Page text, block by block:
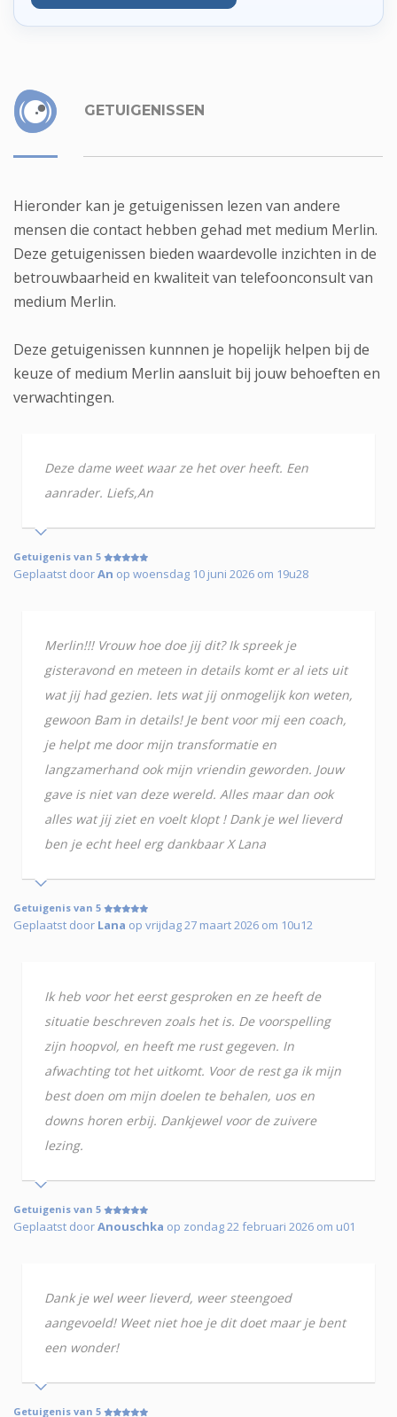
GETUIGENISSEN
Hieronder kan je getuigenissen lezen van andere
mensen die contact hebben gehad met medium Merlin.
Deze getuigenissen bieden waardevolle inzichten in de
betrouwbaarheid en kwaliteit van telefoonconsult van
medium Merlin.
Deze getuigenissen kunnnen je hopelijk helpen bij de
keuze of medium Merlin aansluit bij jouw behoeften en
verwachtingen.
Deze dame weet waar ze het over heeft. Een
aanrader. Liefs,An
Getuigenis van 5
Geplaatst doorAn op woensdag 10 juni 2026 om 19u28
Merlin!!! Vrouw hoe doe jij dit? Ik spreek je
gisteravond en meteen in details komt er al iets uit
wat jij had gezien. Iets wat jij onmogelijk kon weten,
gewoon Bam in details! Je bent voor mij een coach,
je helpt me door mijn transformatie en
langzamerhand ook mijn vriendin geworden. Jouw
gave is niet van deze wereld. Alles maar dan ook
alles wat jij ziet en voelt klopt ! Dank je wel lieverd
ben je echt heel erg dankbaar X Lana
Getuigenis van 5
Geplaatst door Lana op vrijdag 27 maart 2026 om 10u12
Ik heb voor het eerst gesproken en ze heeft de
situatie beschreven zoals het is. De voorspelling
zijn hoopvol, en heeft me rust gegeven. In
afwachting tot het uitkomt. Voor de rest ga ik mijn
best doen om mijn doelen te behalen, uos en
downs horen erbij. Dankjewel voor de zuivere
lezing.
Getuigenis van 5
Geplaatst doorAnouschka op zondag 22 februari 2026 om u01
Dank je wel weer lieverd, weer steengoed
aangevoeld! Weet niet hoe je dit doet maar je bent
een wonder!
Getuigenis van 5